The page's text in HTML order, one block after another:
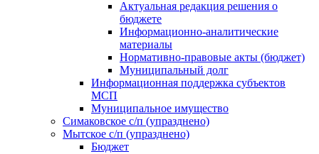
Актуальная редакция решения о
бюджете
Информационно-аналитические
материалы
Нормативно-правовые акты (бюджет)
Муниципальный долг
Информационная поддержка субъектов
МСП
Муниципальное имущество
Симаковское с/п (упразднено)
Мытское с/п (упразднено)
Бюджет